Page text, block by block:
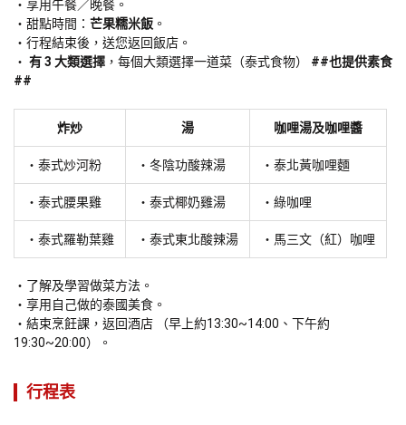
享用午餐／晚餐。
甜點時間： 芒果糯米飯 。
行程結束後，送您返回飯店。
有 3 大類選擇 ，每個大類選擇一道菜（泰式食物） ##也提供素食
##
炸炒 湯 咖哩湯及咖哩醬
・泰式炒河粉 ・冬陰功酸辣湯 ・泰北黃咖哩麵
・泰式腰果雞 ・泰式椰奶雞湯 ・綠咖哩
・泰式羅勒葉雞 ・泰式東北酸辣湯 ・馬三文（紅）咖哩
了解及學習做菜方法。
享用自己做的泰國美食。
結束烹飪課，返回酒店 （早上約13:30~14:00、下午約
19:30~20:00）。
行程表